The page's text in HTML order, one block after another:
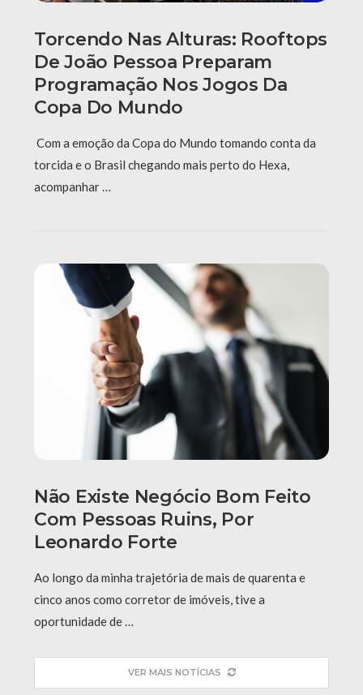
Torcendo Nas Alturas: Rooftops
De João Pessoa Preparam
Programação Nos Jogos Da
Copa Do Mundo
Com a emoção da Copa do Mundo tomando conta da
torcida e o Brasil chegando mais perto do Hexa,
acompanhar …
Não Existe Negócio Bom Feito
Com Pessoas Ruins, Por
Leonardo Forte
Ao longo da minha trajetória de mais de quarenta e
cinco anos como corretor de imóveis, tive a
oportunidade de …
VER MAIS NOTÍCIAS